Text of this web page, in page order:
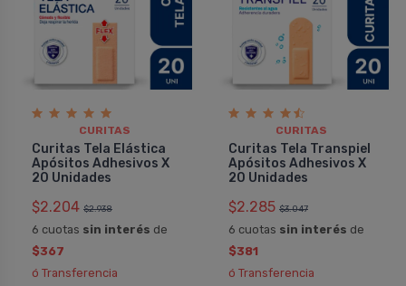
CURITAS
Curitas Tela Elástica
Apósitos Adhesivos X
20 Unidades
$2.204 $2.938
6 cuotas sin interés de
$367
ó Transferencia
CURITAS
Curitas Tela Transpiel
Apósitos Adhesivos X
20 Unidades
$2.285 $3.047
6 cuotas sin interés de
$381
ó Transferencia